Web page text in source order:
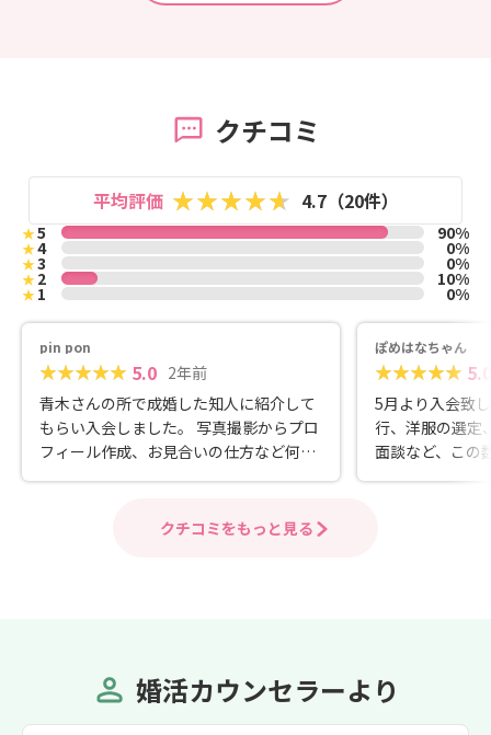
クチコミ
平均評価 4.7（20件）
★5 90%
★4 0%
★3 0%
★2 10%
★1 0%
pin pon
5.0 2年前
青木さんの所で成婚した知人に紹介して
もらい入会しました。 写真撮影からプロ
フィール作成、お見合いの仕方など何か
ら何までお世話になりました。 活動中悩
など、その都度的確なアドバイスをいた
ぽめはなちゃん
5.0
5月より入会致
行、洋服の選定
面談など、この
サポートありがと
クチコミをもっと見る
婚活カウンセラーより